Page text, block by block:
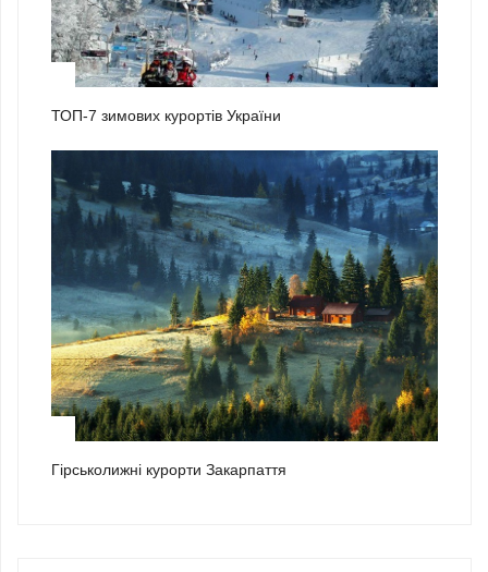
ТОП-7 зимових курортів України
Гірськолижні курорти Закарпаття